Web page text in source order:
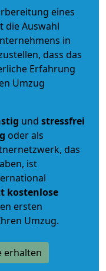
eines
die Auswahl
in
dass das
Erfahrung
Umzug
und stressfrei
oder als
das
ist
kostenlose
ersten
Umzug.
erhalten